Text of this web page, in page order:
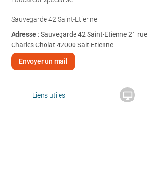
Sauvegarde 42 Saint-Etienne
Adresse : Sauvegarde 42 Saint-Etienne 21 rue
Charles Cholat 42000 Sait-Etienne
Envoyer un mail
Liens utiles 